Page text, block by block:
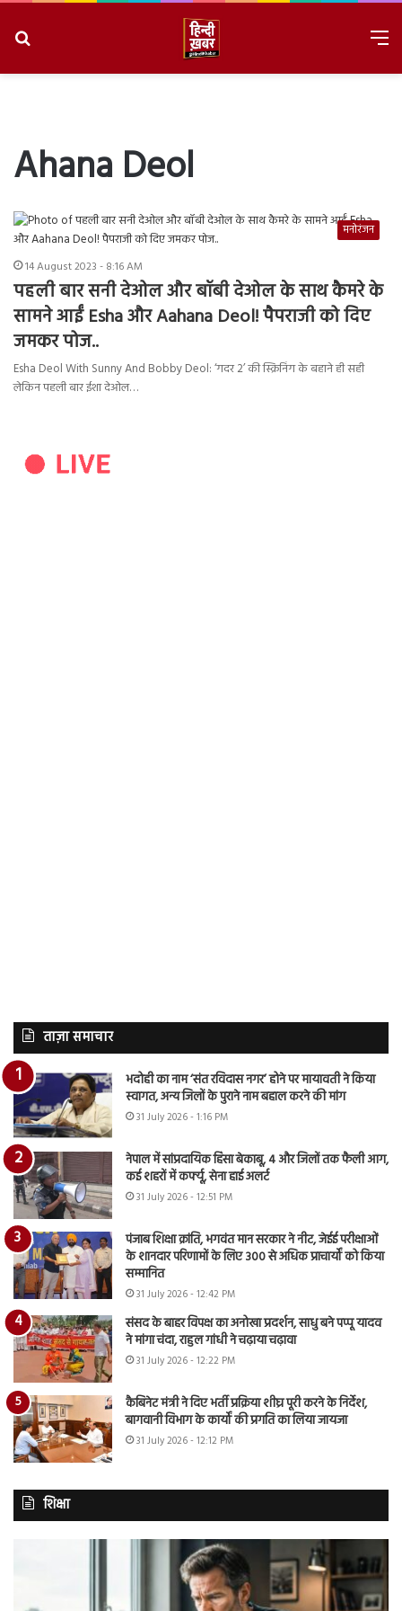
Ahana Deol
मनोरंजन
14 August 2023 - 8:16 AM
पहली बार सनी देओल और बॉबी देओल के साथ कैमरे के
सामने आईं Esha और Aahana Deol! पैपराजी को दिए
जमकर पोज..
Esha Deol With Sunny And Bobby Deol: ‘गदर 2’ की स्क्रिनिंग के बहाने ही सही
लेकिन पहली बार ईशा देओल…
ताज़ा समाचार
भदोही का नाम ‘संत रविदास नगर’ होने पर मायावती ने किया
स्वागत, अन्य जिलों के पुराने नाम बहाल करने की मांग
31 July 2026 - 1:16 PM
नेपाल में सांप्रदायिक हिंसा बेकाबू, 4 और जिलों तक फैली आग,
कई शहरों में कर्फ्यू, सेना हाई अलर्ट
31 July 2026 - 12:51 PM
पंजाब शिक्षा क्रांति, भगवंत मान सरकार ने नीट, जेईई परीक्षाओं
के शानदार परिणामों के लिए 300 से अधिक प्राचार्यों को किया
सम्मानित
31 July 2026 - 12:42 PM
संसद के बाहर विपक्ष का अनोखा प्रदर्शन, साधु बने पप्पू यादव
ने मांगा चंदा, राहुल गांधी ने चढ़ाया चढ़ावा
31 July 2026 - 12:22 PM
कैबिनेट मंत्री ने दिए भर्ती प्रक्रिया शीघ्र पूरी करने के निर्देश,
बागवानी विभाग के कार्यों की प्रगति का लिया जायजा
31 July 2026 - 12:12 PM
शिक्षा